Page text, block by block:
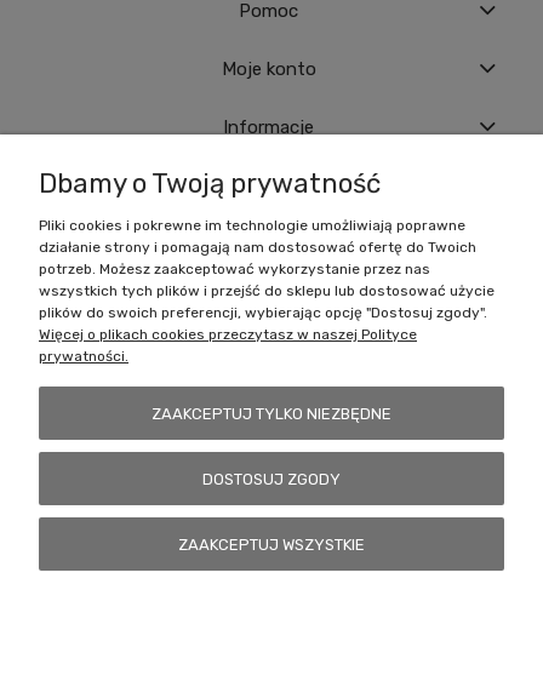
Pomoc
Moje konto
Informacje
Battlecult | ul. Benedykta Dybowskiego 45/7, 41-208 Sosnowiec, woj.
śląskie | Email:kontakt@battlecult.plTel.: 669966242 | NIP:
6443563610 REGON: 520502331
POKAŻ PEŁNĄ WERSJĘ STRONY
Dbamy o Twoją prywatność
Pliki cookies i pokrewne im technologie umożliwiają poprawne
działanie strony i pomagają nam dostosować ofertę do Twoich
potrzeb. Możesz zaakceptować wykorzystanie przez nas
wszystkich tych plików i przejść do sklepu lub dostosować użycie
plików do swoich preferencji, wybierając opcję "Dostosuj zgody".
Więcej o plikach cookies przeczytasz w naszej Polityce
prywatności.
ZAAKCEPTUJ TYLKO NIEZBĘDNE
DOSTOSUJ ZGODY
ZAAKCEPTUJ WSZYSTKIE